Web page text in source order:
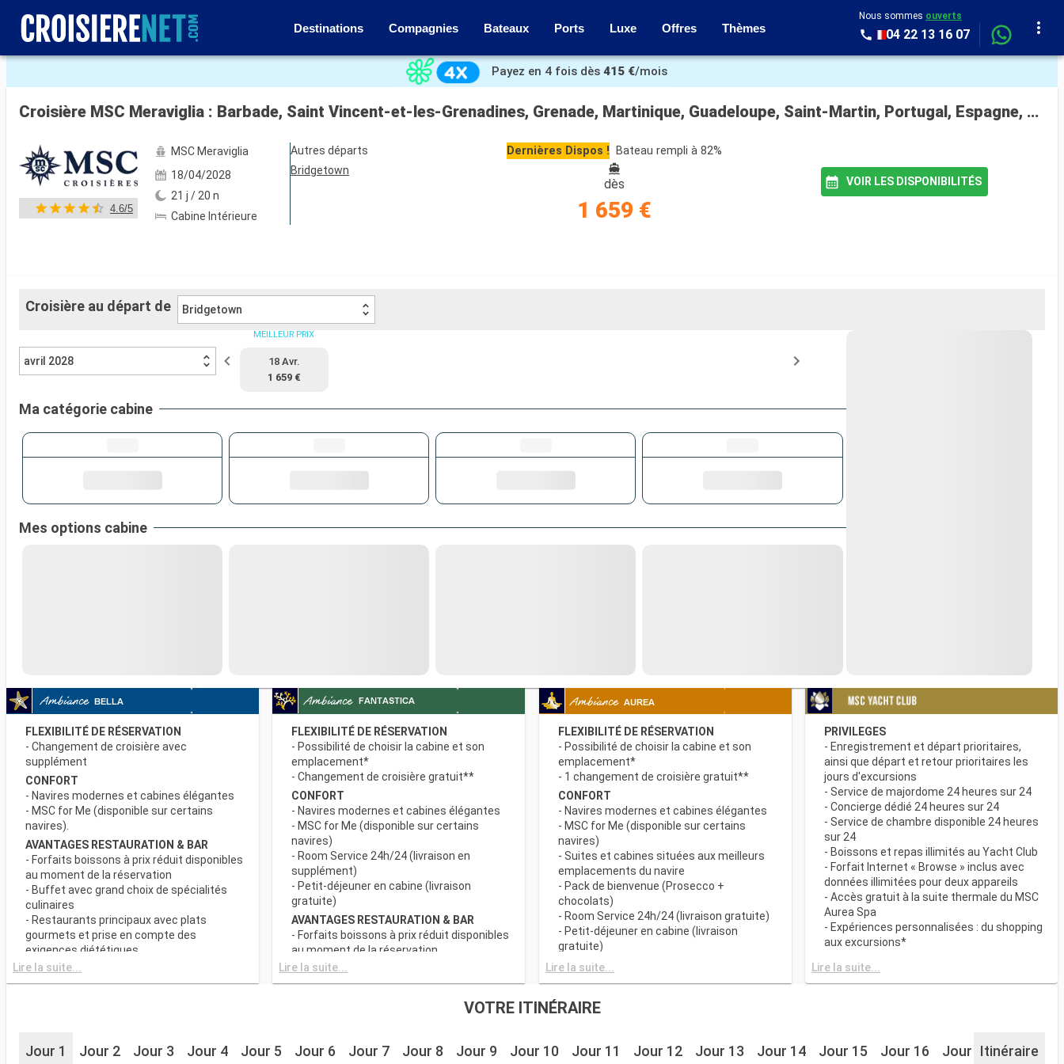
Destinations Compagnies Bateaux Ports Luxe Offres Thèmes
Nous sommes ouverts
04 22 13 16 07
Voir les 140 autres photos
Payez en 4 fois dès 415 €/mois
Croisière MSC Meraviglia : Barbade, Saint Vincent-et-les-Grenadines, Grenade, Martinique, Guadeloupe, Saint-Martin, Portugal, Espagne, France, Royaume-Uni au départ de Bridgetown
4.6/5
MSC Meraviglia
18/04/2028
21 j / 20 n
Cabine Intérieure
Autres départs
Bridgetown
Dernières Dispos ! Bateau rempli à 82%
dès
1 659 €
VOIR LES DISPONIBILITÉS
Croisière au départ de Bridgetown
avril 2028
MEILLEUR PRIX
18 Avr.
1 659 €
Ma catégorie cabine
Mes options cabine
FLEXIBILITÉ DE RÉSERVATION
- Changement de croisière avec
supplément
CONFORT
- Navires modernes et cabines élégantes
- MSC for Me (disponible sur certains
navires).
AVANTAGES RESTAURATION & BAR
- Forfaits boissons à prix réduit disponibles
au moment de la réservation
- Buffet avec grand choix de spécialités
culinaires
- Restaurants principaux avec plats
gourmets et prise en compte des
exigences diététiques
SPORT ET DIVERTISSEMENTS
- Programme varié de spectacles de style
- Salle de sport équipée avec vue
panoramique
Lire la suite...
FLEXIBILITÉ DE RÉSERVATION
- Possibilité de choisir la cabine et son
emplacement*
- Changement de croisière gratuit**
CONFORT
- Navires modernes et cabines élégantes
- MSC for Me (disponible sur certains
navires)
- Room Service 24h/24 (livraison en
supplément)
- Petit-déjeuner en cabine (livraison
gratuite)
AVANTAGES RESTAURATION & BAR
- Forfaits boissons à prix réduit disponibles
au moment de la réservation
- Buffet avec grand choix de spécialités
réserve de disponibilité)
Lire la suite...
FLEXIBILITÉ DE RÉSERVATION
- Possibilité de choisir la cabine et son
emplacement*
- 1 changement de croisière gratuit**
CONFORT
- Navires modernes et cabines élégantes
- MSC for Me (disponible sur certains
navires)
- Suites et cabines situées aux meilleurs
emplacements du navire
- Pack de bienvenue (Prosecco +
chocolats)
- Room Service 24h/24 (livraison gratuite)
- Petit-déjeuner en cabine (livraison
gratuite)
AVANTAGES RESTAURATION & BAR
- Buffet avec grand choix de spécialités
gourmets et prise en compte des
Lire la suite...
PRIVILEGES
- Enregistrement et départ prioritaires,
ainsi que départ et retour prioritaires les
jours d'excursions
- Service de majordome 24 heures sur 24
- Concierge dédié 24 heures sur 24
- Service de chambre disponible 24 heures
sur 24
- Boissons et repas illimités au Yacht Club
- Forfait Internet « Browse » inclus avec
données illimitées pour deux appareils
- Accès gratuit à la suite thermale du MSC
Aurea Spa
- Expériences personnalisées : du shopping
aux excursions*
suite
- Autres attentions personnelles : service
- L’expérience la plus récompensée pour le
Lire la suite...
VOTRE ITINÉRAIRE
Jour 1 Jour 2 Jour 3 Jour 4 Jour 5 Jour 6 Jour 7 Jour 8 Jour 9 Jour 10 Jour 11 Jour 12 Jour 13 Jour 14 Jour 15 Jour 16 Jour 17 Jour 18
Itinéraire